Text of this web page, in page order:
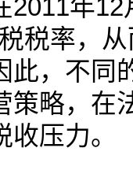
2011年
税率，
此，不同
策略，在
压力。